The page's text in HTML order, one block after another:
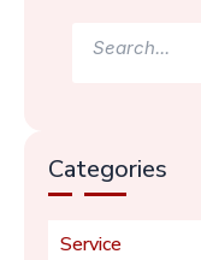
Categories
Service